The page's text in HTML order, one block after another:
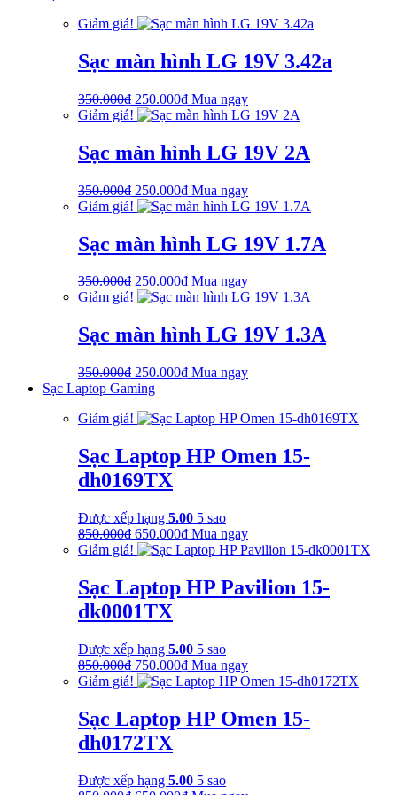
750.000₫.là:
Giảm giá!
Sạc màn hình LG 19V 3.42a
350.000₫ Giá
gốc
350.000₫.
250.000₫Giá
hiện
là:
250.000₫.
Mua ngay
Giảm giá!
Sạc màn hình LG 19V 2A
350.000₫ Giá
gốc
350.000₫.
250.000₫Giá
hiện
là:
250.000₫.
Mua ngay
Giảm giá!
Sạc màn hình LG 19V 1.7A
350.000₫ Giá
gốc
350.000₫.
250.000₫Giá
hiện
là:
250.000₫.
Mua ngay
Giảm giá!
Sạc màn hình LG 19V 1.3A
350.000₫ Giá
gốc
350.000₫.
250.000₫Giá
là:
Mua ngay
Sạc Laptop Gaming
Giảm giá!
Sạc Laptop HP Omen 15-
dh0169TX
Được xếp hạng 5.00 5 sao
850.000₫ Giá
gốc
850.000₫.
650.000₫Giá
hiện
là:
650.000₫.
Mua ngay
Giảm giá!
Sạc Laptop HP Pavilion 15-
dk0001TX
Được xếp hạng 5.00 5 sao
850.000₫ Giá
gốc
850.000₫.
750.000₫Giá
hiện
là:
750.000₫.
Mua ngay
Giảm giá!
Sạc Laptop HP Omen 15-
dh0172TX
Được xếp hạng 5.00 5 sao